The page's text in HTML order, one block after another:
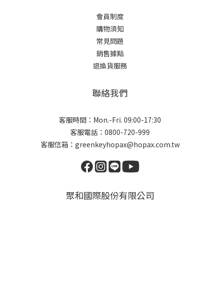
會員制度
購物須知
常見問題
銷售據點
退換貨服務
聯絡我們
客服時間：Mon.-Fri. 09:00-17:30
客服電話：0800-720-999
客服信箱：greenkeyhopax@hopax.com.tw
聚和國際股份有限公司